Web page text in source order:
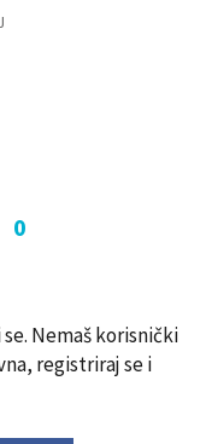
0
Nemaš korisnički
registriraj se i